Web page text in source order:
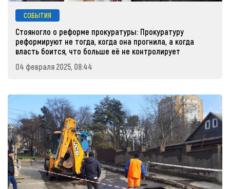
СОБЫТИЯ
Стояногло о реформе прокуратуры: Прокуратуру
реформируют не тогда, когда она прогнила, а когда
власть боится, что больше её не контролирует
04 февраля 2025, 08:44